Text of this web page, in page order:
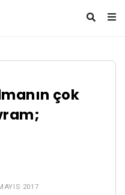
çok
2017